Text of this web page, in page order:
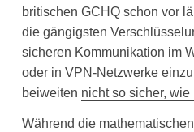
britischen GCHQ schon vor
die gängigsten
sicheren Kommunikation im
oder in VPN-Netzwerke
beiweiten nicht so sicher,
Während die